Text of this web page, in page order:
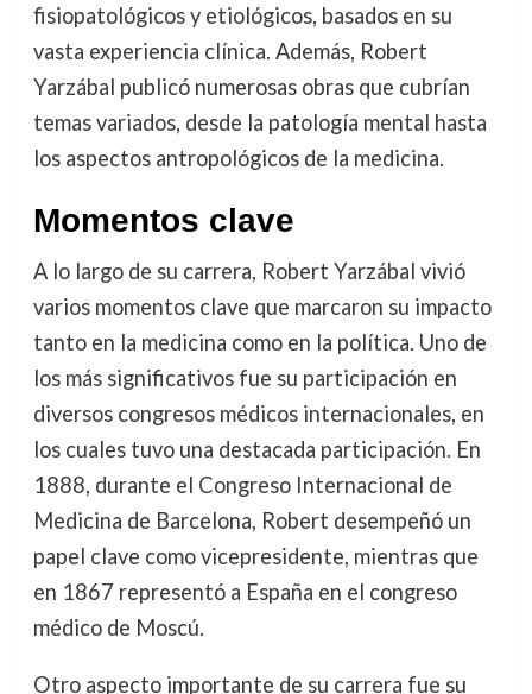
fisiopatológicos y etiológicos, basados en su
vasta experiencia clínica. Además, Robert
Yarzábal publicó numerosas obras que cubrían
temas variados, desde la patología mental hasta
los aspectos antropológicos de la medicina.
Momentos clave
A lo largo de su carrera, Robert Yarzábal vivió
varios momentos clave que marcaron su impacto
tanto en la medicina como en la política. Uno de
los más significativos fue su participación en
diversos congresos médicos internacionales, en
los cuales tuvo una destacada participación. En
1888, durante el Congreso Internacional de
Medicina de Barcelona, Robert desempeñó un
papel clave como vicepresidente, mientras que
en 1867 representó a España en el congreso
médico de Moscú.
Otro aspecto importante de su carrera fue su